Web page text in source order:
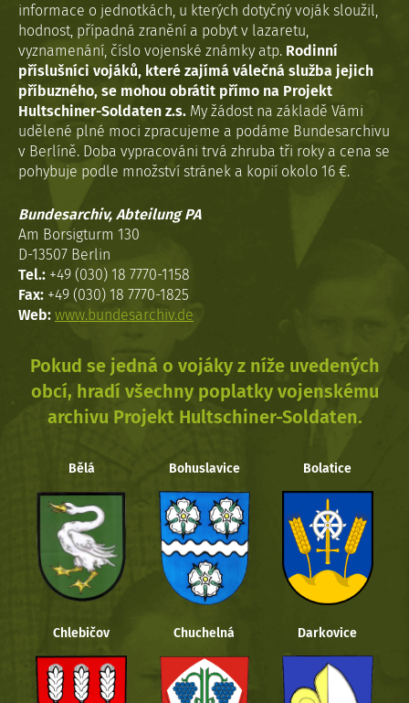
informace o jednotkách, u kterých dotyčný voják sloužil,
hodnost, případná zranění a pobyt v lazaretu,
vyznamenání, číslo vojenské známky atp. Rodinní
příslušníci vojáků, které zajímá válečná služba jejich
příbuzného, se mohou obrátit přímo na Projekt
Hultschiner-Soldaten z.s. My žádost na základě Vámi
udělené plné moci zpracujeme a podáme Bundesarchivu
v Berlíně. Doba vypracováni trvá zhruba tři roky a cena se
pohybuje podle množství stránek a kopií okolo 16 €.
Bundesarchiv, Abteilung PA
Am Borsigturm 130
D-13507 Berlin
Tel.: +49 (030) 18 7770-1158
Fax: +49 (030) 18 7770-1825
Web: www.bundesarchiv.de
Pokud se jedná o vojáky z níže uvedených
obcí, hradí všechny poplatky vojenskému
archivu Projekt Hultschiner-Soldaten.
Bělá Bohuslavice Bolatice
Chlebičov Chuchelná Darkovice